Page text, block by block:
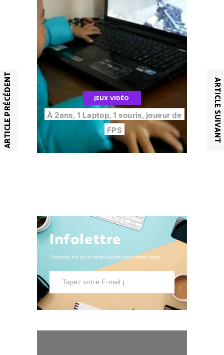
ARTICLE PRÉCÉDENT ARTICLE SUIVANT
JEUX VIDÉO
À 2ans, 1 Laptop, 1 souris, joueur de
FPS
Infolettre
Abonne-toi pour recevoir les dernières News.